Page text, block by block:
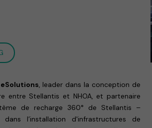
, leader dans la conception de
entre Stellantis et NHOA, et partenaire
de recharge 360° de Stellantis –
dans l’installation d'infrastructures de